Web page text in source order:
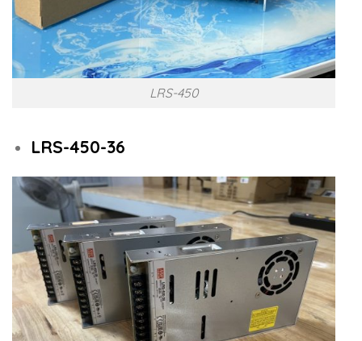
LRS-450
LRS-450-36